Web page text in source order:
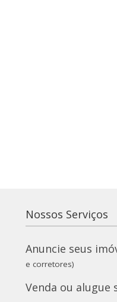
Nossos Serviços
Anuncie seus
e corretores)
Venda ou alugue